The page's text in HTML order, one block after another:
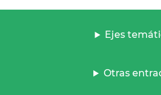
Ejes
Otras